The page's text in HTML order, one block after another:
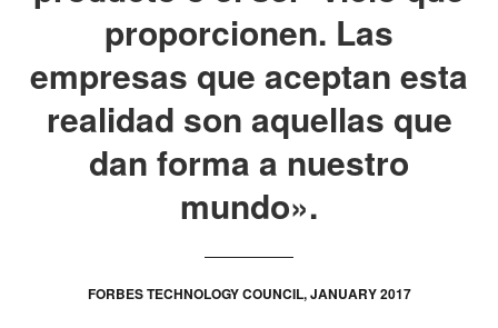
proporcionen. Las
empresas que aceptan esta
realidad son aquellas que
dan forma a nuestro
mundo».
FORBES TECHNOLOGY COUNCIL, JANUARY 2017